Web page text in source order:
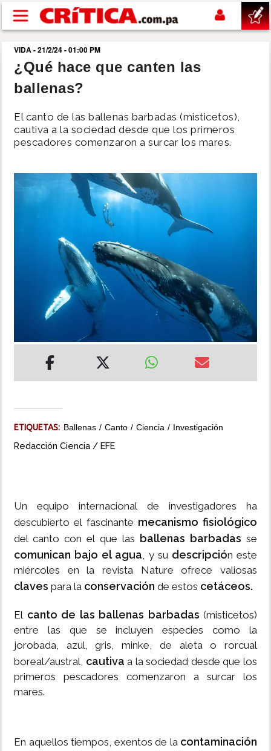
Pasar al contenido principal
buscar
SUCESOS
NACIONAL
SHOW
IMPRESO
VIDA - 21/2/24 - 01:00 PM
¿Qué hace que canten las
ballenas?
El canto de las ballenas barbadas (misticetos),
cautiva a la sociedad desde que los primeros
pescadores comenzaron a surcar los mares.
ETIQUETAS: Ballenas Canto Ciencia Investigación
Redacción Ciencia / EFE
Un equipo internacional de investigadores ha
descubierto el fascinante mecanismo fisiológico
del canto con el que las ballenas barbadas se
comunican bajo el agua, y su descripción este
miércoles en la revista Nature ofrece valiosas
claves para la conservación de estos cetáceos.
El canto de las ballenas barbadas (misticetos)
entre las que se incluyen especies como la
jorobada, azul, gris, minke, de aleta o rorcual
boreal/austral, cautiva a la sociedad desde que los
primeros pescadores comenzaron a surcar los
mares.
En aquellos tiempos, exentos de lacontaminación